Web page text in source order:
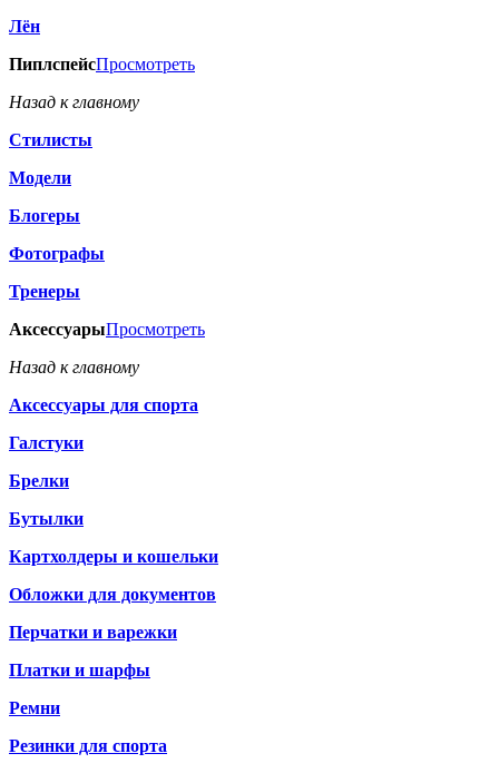
Лён
ПиплспейсПросмотреть
Назад к главному
Стилисты
Модели
Блогеры
Фотографы
Тренеры
АксессуарыПросмотреть
Назад к главному
Аксессуары для спорта
Галстуки
Брелки
Бутылки
Картхолдеры и кошельки
Обложки для документов
Перчатки и варежки
Платки и шарфы
Ремни
Резинки для спорта